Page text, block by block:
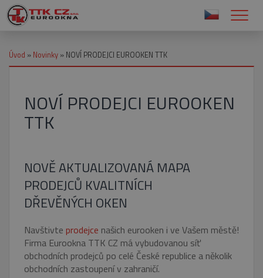
Úvod » Novinky » NOVÍ PRODEJCI EUROOKEN TTK
NOVÍ PRODEJCI EUROOKEN
TTK
NOVĚ AKTUALIZOVANÁ MAPA
PRODEJCŮ KVALITNÍCH
DŘEVĚNÝCH OKEN
Navštivte prodejce našich eurooken i ve Vašem městě!
Firma Eurookna TTK CZ má vybudovanou síť
obchodních prodejců po celé České republice a několik
obchodních zastoupení v zahraničí.